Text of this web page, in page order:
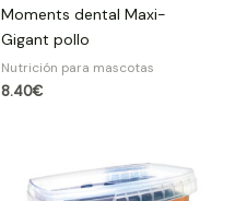
Moments dental Maxi-
Gigant pollo
Nutrición para mascotas
8.40€